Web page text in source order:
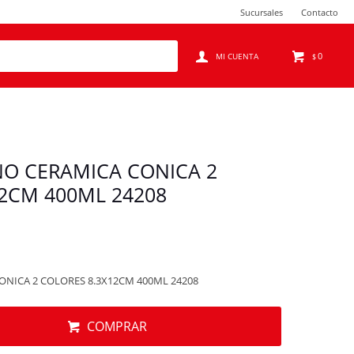
$0
Sucursales Contacto
CERAMICA CONICA 2
400ML 24208
2 COLORES 8.3X12CM 400ML 24208
COMPRAR